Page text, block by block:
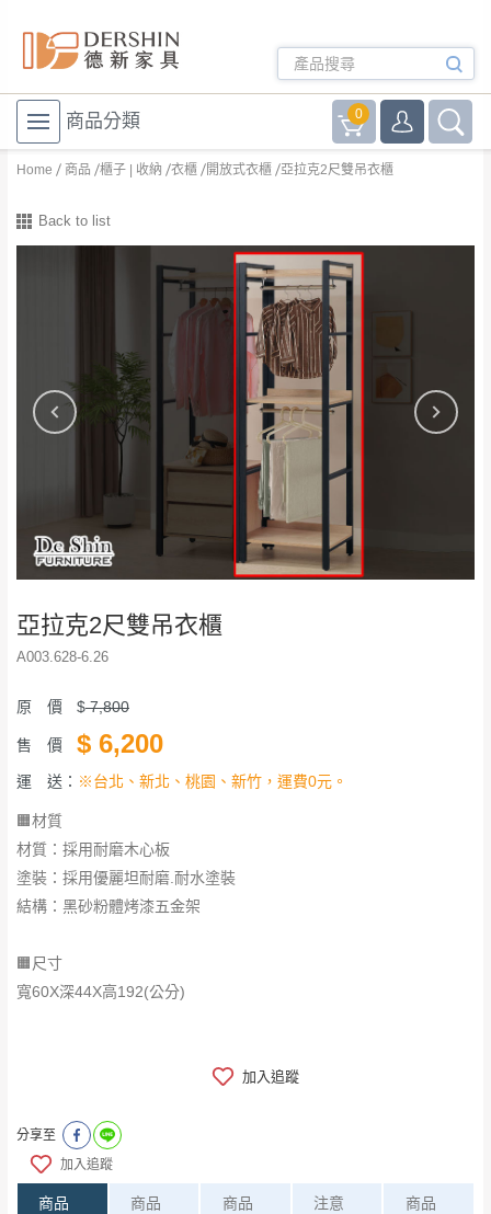
商品分類 0
Home 商品 櫃子 | 收納 衣櫃 開放式衣櫃 亞拉克2尺雙吊衣櫃
Back to list
亞拉克2尺雙吊衣櫃
A003.628-6.26
原 價 $7,800
售 價 $ 6,200
運 送： ※台北、新北、桃園、新竹，運費0元。
🟧材質
材質：採用耐磨木心板
塗裝：採用優麗坦耐磨.耐水塗裝
結構：黑砂粉體烤漆五金架
🟧尺寸
​​​​​​​寬60X深44X高192(公分)
加入追蹤
分享至
加入追蹤
商品
商品
商品
注意
商品